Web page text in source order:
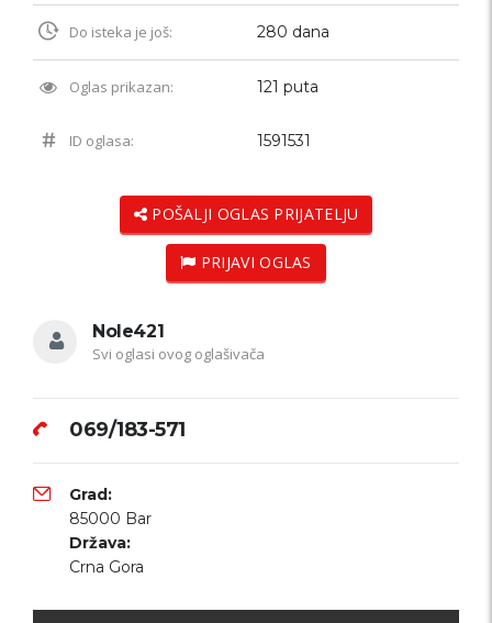
Do isteka je još: 280 dana
Oglas prikazan: 121 puta
ID oglasa: 1591531
POŠALJI OGLAS PRIJATELJU
PRIJAVI OGLAS
Nole421
Svi oglasi ovog oglašivača
069/183-571
Grad:
85000 Bar
Država:
Crna Gora